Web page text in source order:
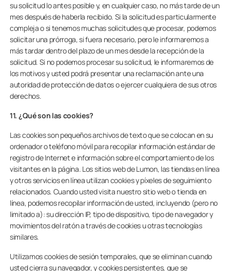
su solicitud lo antes posible y, en cualquier caso, no más tarde de un
mes después de haberla recibido. Si la solicitud es particularmente
compleja o si tenemos muchas solicitudes que procesar, podemos
solicitar una prórroga, si fuera necesario, pero le informaremos a
más tardar dentro del plazo de un mes desde la recepción de la
solicitud. Si no podemos procesar su solicitud, le informaremos de
los motivos y usted podrá presentar una reclamación ante una
autoridad de protección de datos o ejercer cualquiera de sus otros
derechos.
11. ¿Qué son las cookies?
Las cookies son pequeños archivos de texto que se colocan en su
ordenador o teléfono móvil para recopilar información estándar de
registro de Internet e información sobre el comportamiento de los
visitantes en la página. Los sitios web de Lumon, las tiendas en línea
y otros servicios en línea utilizan cookies y píxeles de seguimiento
relacionados. Cuando usted visita nuestro sitio web o tienda en
línea, podemos recopilar información de usted, incluyendo (pero no
limitado a): su dirección IP, tipo de dispositivo, tipo de navegador y
movimientos del ratón a través de cookies u otras tecnologías
similares.
Utilizamos cookies de sesión temporales, que se eliminan cuando
usted cierra su navegador, y cookies persistentes, que se